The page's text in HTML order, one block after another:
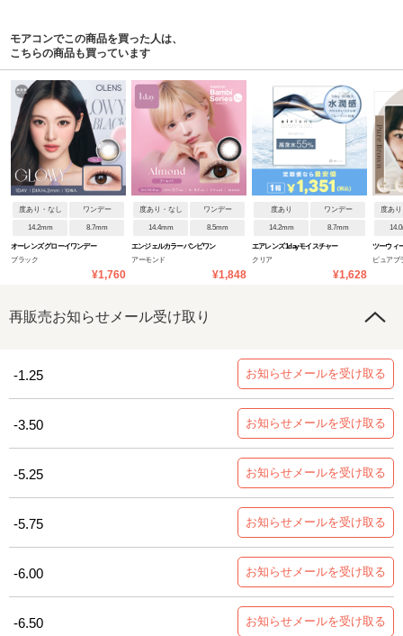
モアコンでこの商品を買った人は、
こちらの商品も買っています
度あり・なし ワンデー
14.2mm 8.7mm
オーレンズ グローイワンデー
ブラック
¥1,760
度あり・なし ワンデー
14.4mm 8.5mm
エンジェルカラーバンビワン
アーモンド
¥1,848
度あり ワンデー
14.2mm 8.7mm
エアレンズ 1day モイスチャー
クリア
¥1,628
度あ
ツーウィ
ピュアブ
再販売お知らせメール受け取り
-1.25 お知らせメールを受け取る
-3.50 お知らせメールを受け取る
-5.25 お知らせメールを受け取る
-5.75 お知らせメールを受け取る
-6.00 お知らせメールを受け取る
-6.50 お知らせメールを受け取る